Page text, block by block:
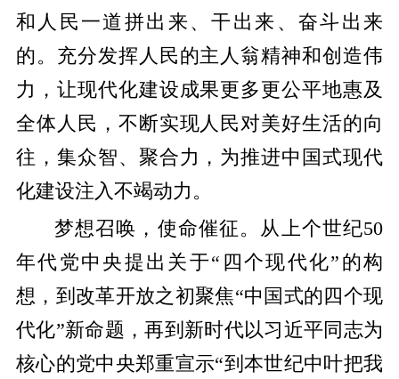
和人民一道拼出来、干出来、奋斗出来
的。充分发挥人民的主人翁精神和创造伟
力，让现代化建设成果更多更公平地惠及
全体人民，不断实现人民对美好生活的向
往，集众智、聚合力，为推进中国式现代
化建设注入不竭动力。
梦想召唤，使命催征。从上个世纪50
年代党中央提出关于“四个现代化”的构
想，到改革开放之初聚焦“中国式的四个现
代化”新命题，再到新时代以习近平同志为
核心的党中央郑重宣示“到本世纪中叶把我